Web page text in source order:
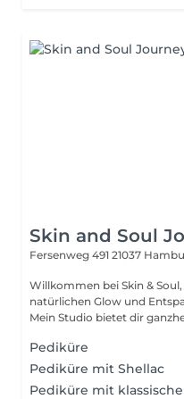
Skin and Soul
Fersenweg 491 21037
Willkommen bei Skin & Soul, deinem Rückzugsort für
natürlichen Glow und
Mein Studio bietet dir
Pediküre
Pediküre mit Shellac
Pediküre mit